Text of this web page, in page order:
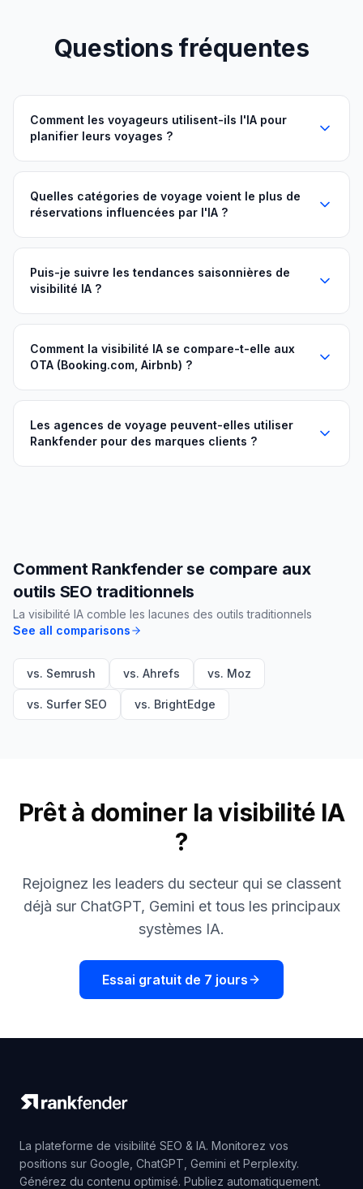
Questions fréquentes
Comment les voyageurs utilisent-ils l'IA pour
planifier leurs voyages ?
Quelles catégories de voyage voient le plus de
réservations influencées par l'IA ?
Puis-je suivre les tendances saisonnières de
visibilité IA ?
Comment la visibilité IA se compare-t-elle aux
OTA (Booking.com, Airbnb) ?
Les agences de voyage peuvent-elles utiliser
Rankfender pour des marques clients ?
Comment Rankfender se compare aux
outils SEO traditionnels
La visibilité IA comble les lacunes des outils traditionnels
See all comparisons
vs. Semrush vs. Ahrefs vs. Moz
vs. Surfer SEO vs. BrightEdge
Prêt à dominer la visibilité IA
?
Rejoignez les leaders du secteur qui se classent
déjà sur ChatGPT, Gemini et tous les principaux
systèmes IA.
Essai gratuit de 7 jours
La plateforme de visibilité SEO & IA. Monitorez vos
positions sur Google, ChatGPT, Gemini et Perplexity.
Générez du contenu optimisé. Publiez automatiquement.